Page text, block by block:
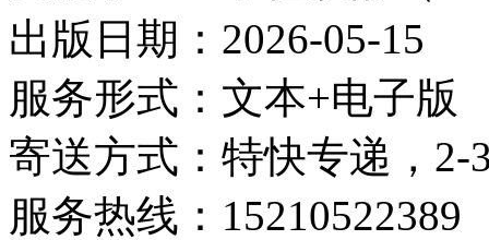
出版日期：2026-05-15
服务形式：文本+电子版
寄送方式：特快专递，2-
服务热线：15210522389